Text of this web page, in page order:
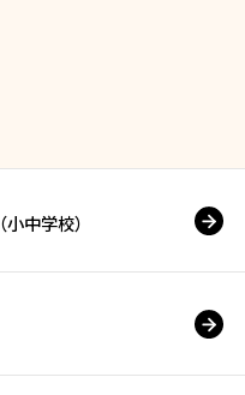
（小中学校）